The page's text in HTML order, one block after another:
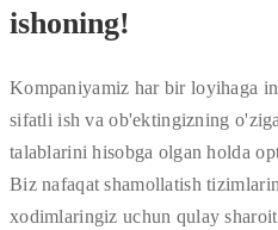
ishoning!
Kompaniyamiz har bir loyihaga
sifatli ish va ob'ektingizning
talablarini hisobga olgan holda
Biz nafaqat shamollatish
xodimlaringiz uchun qulay